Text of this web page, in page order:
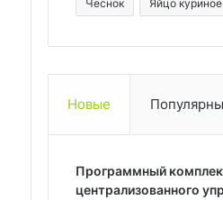
Чеснок Яйцо куриное
Новые
Программный
централизованного